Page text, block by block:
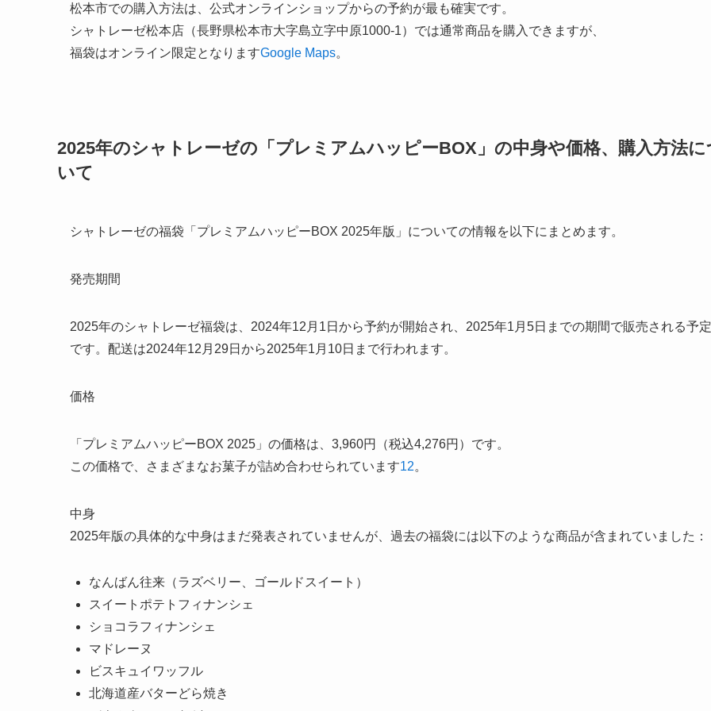
松本市での購入方法は、公式オンラインショップからの予約が最も確実です。
シャトレーゼ松本店（長野県松本市大字島立字中原1000-1）では通常商品を購入できますが、
福袋はオンライン限定となりますGoogle Maps。
2025年のシャトレーゼの「プレミアムハッピーBOX」の中身や価格、購入方法に
いて
シャトレーゼの福袋「プレミアムハッピーBOX 2025年版」についての情報を以下にまとめます。
発売期間
2025年のシャトレーゼ福袋は、2024年12月1日から予約が開始され、2025年1月5日までの期間で販売される予定
です。配送は2024年12月29日から2025年1月10日まで行われます。
価格
「プレミアムハッピーBOX 2025」の価格は、3,960円（税込4,276円）です。
この価格で、さまざまなお菓子が詰め合わせられています12。
中身
2025年版の具体的な中身はまだ発表されていませんが、過去の福袋には以下のような商品が含まれていました：
なんばん往来（ラズベリー、ゴールドスイート）
スイートポテトフィナンシェ
ショコラフィナンシェ
マドレーヌ
ビスキュイワッフル
北海道産バターどら焼き